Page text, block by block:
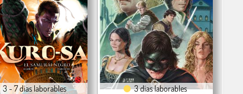
3 - 7 días laborables 3 días laborables